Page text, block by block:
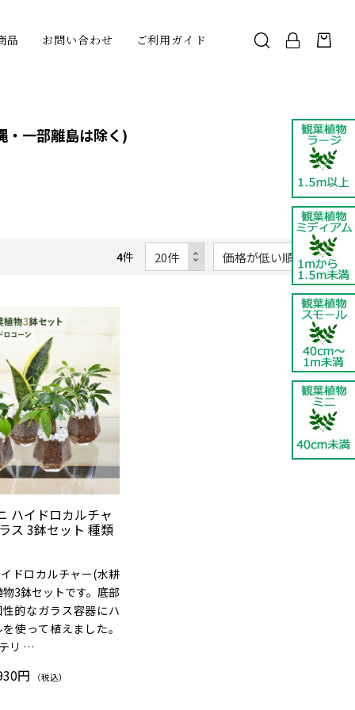
品 お問い合わせ ご利用ガイド
・一部離島は除く)
4件
ハイドロカルチャ
ス 3鉢セット 種類
ドロカルチャー(水耕
3鉢セットです。底部
的なガラス容器にハ
使って植えました。
リ …
円 （税込）